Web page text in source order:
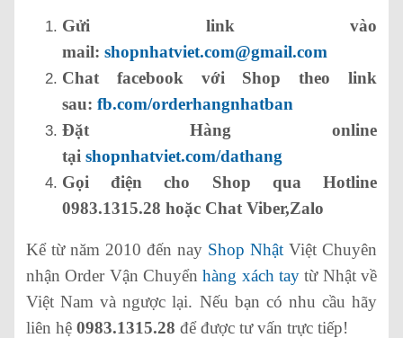
Gửi link vào
mail: shopnhatviet.com@gmail.com
Chat facebook với Shop theo link
sau: fb.com/orderhangnhatban
Đặt Hàng online
tại shopnhatviet.com/dathang
Gọi điện cho Shop qua Hotline
0983.1315.28 hoặc Chat Viber,Zalo
Kể từ năm 2010 đến nay Shop Nhật Việt Chuyên
nhận Order Vận Chuyểnhàng xách tay từ Nhật về
Việt Nam và ngược lại. Nếu bạn có nhu cầu hãy
liên hệ 0983.1315.28 để được tư vấn trực tiếp!